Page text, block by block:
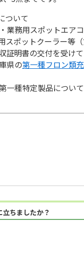
ついて
業務用スポットエア
スポットクーラー等
証明書の交付を受け
県の第一種フロン類
一種特定製品につい
ちましたか？